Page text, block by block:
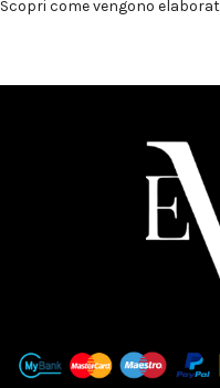
Scopri come vengono